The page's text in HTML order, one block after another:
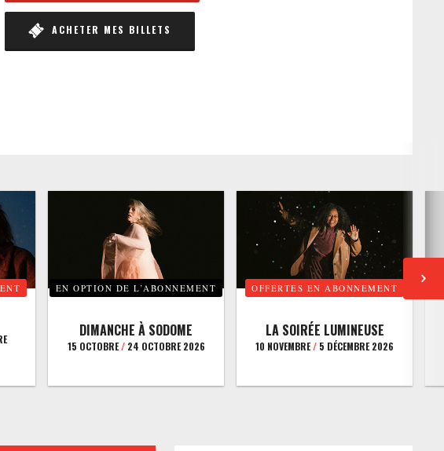
ACHETER MES BILLETS
EN OPTION DE L’ABONNEMENT
DIMANCHE À SODOME
15 OCTOBRE/24 OCTOBRE 2026
OFFERTES EN ABONNEMENT
LA SOIRÉE LUMINEUSE
10 NOVEMBRE/ 5 DÉCEMBRE 2026